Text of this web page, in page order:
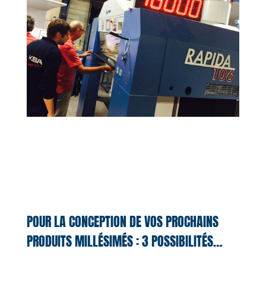
POUR LA CONCEPTION DE VOS PROCHAINS
PRODUITS MILLÉSIMÉS : 3 POSSIBILITÉS…